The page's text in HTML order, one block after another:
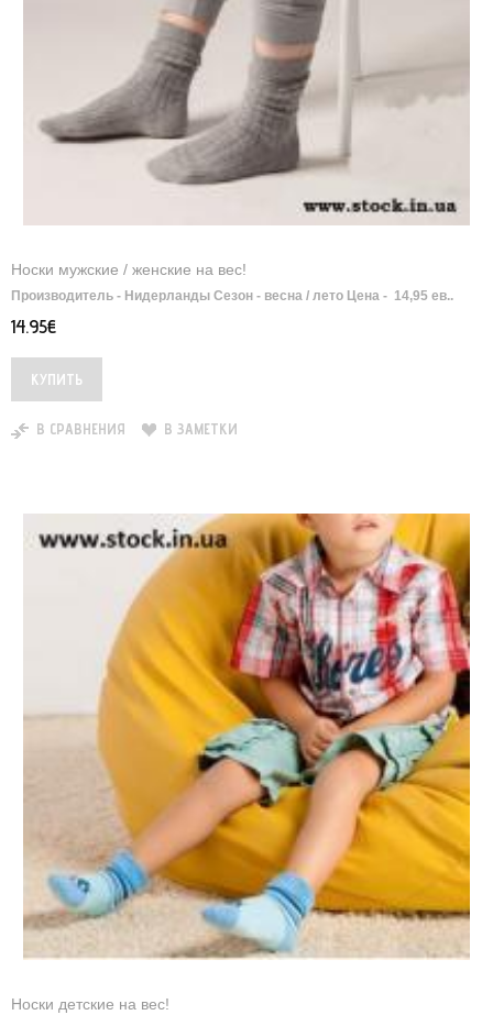
Носки мужские / женские на вес!
Производитель - Нидерланды Сезон - весна / лето Цена - 14,95 ев..
14.95€
В СРАВНЕНИЯ В ЗАМЕТКИ
Носки детские на вес!